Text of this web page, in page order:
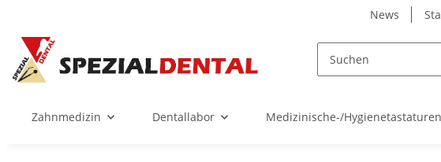
News
Zahnmedizin Dentallabor Medizinische-/